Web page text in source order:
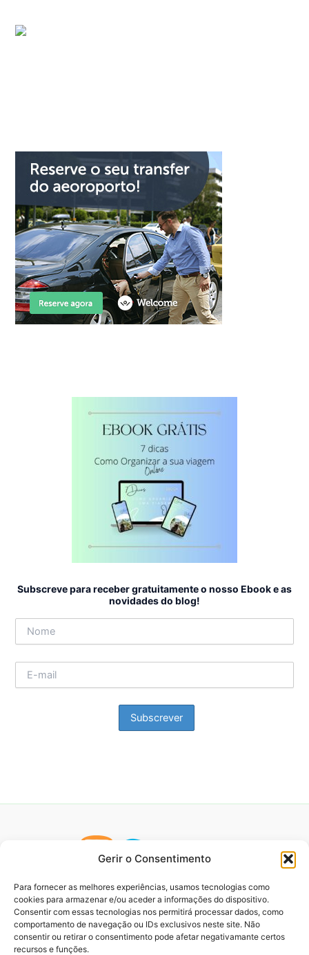
Gerir o Consentimento
Para fornecer as melhores experiências, usamos tecnologias como
cookies para armazenar e/ou aceder a informações do dispositivo.
Consentir com essas tecnologias nos permitirá processar dados, como
comportamento de navegação ou IDs exclusivos neste site. Não
consentir ou retirar o consentimento pode afetar negativamante certos
recursos e funções.
Subscreve para receber gratuitamente o nosso Ebook e as
novidades do blog!